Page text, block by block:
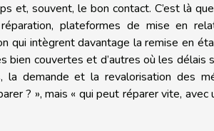
et, souvent, le bon contact. C’est là
plateformes de mise en
qui intègrent davantage la remise en
bien couvertes et d’autres où les délais
demande et la revalorisation des
? », mais « qui peut réparer vite,